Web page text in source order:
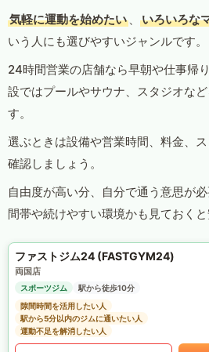
気軽に運動を始めたい 、 いろいろな
いう人にも選びやすいジャンルです。
24時間営業の店舗なら早朝や仕事帰
設ではプールやサウナ、スタジオな
す。
選ぶときは設備や営業時間、料金、
確認しましょう。
自由度が高い分、自分で通う意思が
間帯や続けやすい環境かも見ておくと
ファストジム24 (FASTGYM24)
両国店
スポーツジム
駅から徒歩10分
隙間時間を活用したい人
駅から5分以内のジムに通いたい人
運動不足を解消したい人